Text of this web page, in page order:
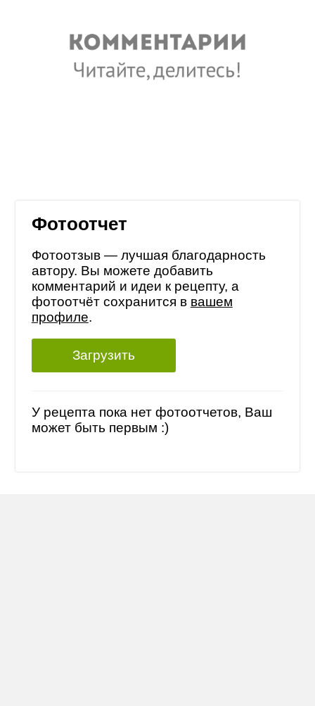
Фотоотчет
Фотоотзыв — лучшая благодарность
автору. Вы можете добавить
комментарий и идеи к рецепту, а
фотоотчёт сохранится в вашем
профиле.
Загрузить
У рецепта пока нет фотоотчетов, Ваш
может быть первым :)